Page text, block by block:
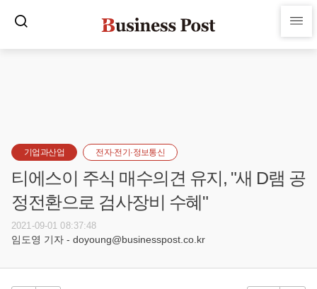
기업과산업 전자·전기·정보통신
티에스이 주식 매수의견 유지, "새 D램 공
정전환으로 검사장비 수혜"
2021-09-01 08:37:48
임도영 기자 - doyoung@businesspost.co.kr